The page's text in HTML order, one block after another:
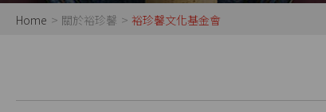
Home 關於裕珍馨 裕珍馨文化基金會